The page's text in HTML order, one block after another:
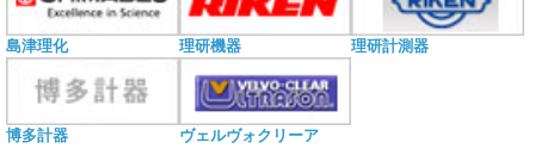
島津理化 理研機器 理研計測器
博多計器 ヴェルヴォクリーア